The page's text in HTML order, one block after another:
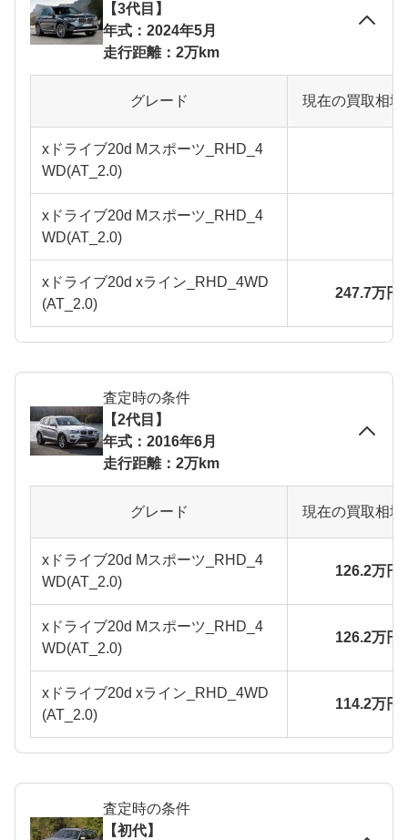
【3代目】
年式：2024年5月
走行距離：2万km
グレード 現在の買取相
xドライブ20d Mスポーツ_RHD_4
WD(AT_2.0)
xドライブ20d Mスポーツ_RHD_4
WD(AT_2.0)
xドライブ20d xライン_RHD_4WD
(AT_2.0)
247.7万円
査定時の条件
【2代目】
年式：2016年6月
走行距離：2万km
グレード 現在の買取相
xドライブ20d Mスポーツ_RHD_4
WD(AT_2.0)
126.2万円
xドライブ20d Mスポーツ_RHD_4
WD(AT_2.0)
126.2万円
xドライブ20d xライン_RHD_4WD
(AT_2.0)
114.2万円
査定時の条件
【初代】